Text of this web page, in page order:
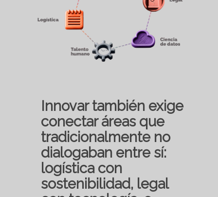
Innovar también exige
conectar áreas que
tradicionalmente no
dialogaban entre sí:
logística con
sostenibilidad, legal